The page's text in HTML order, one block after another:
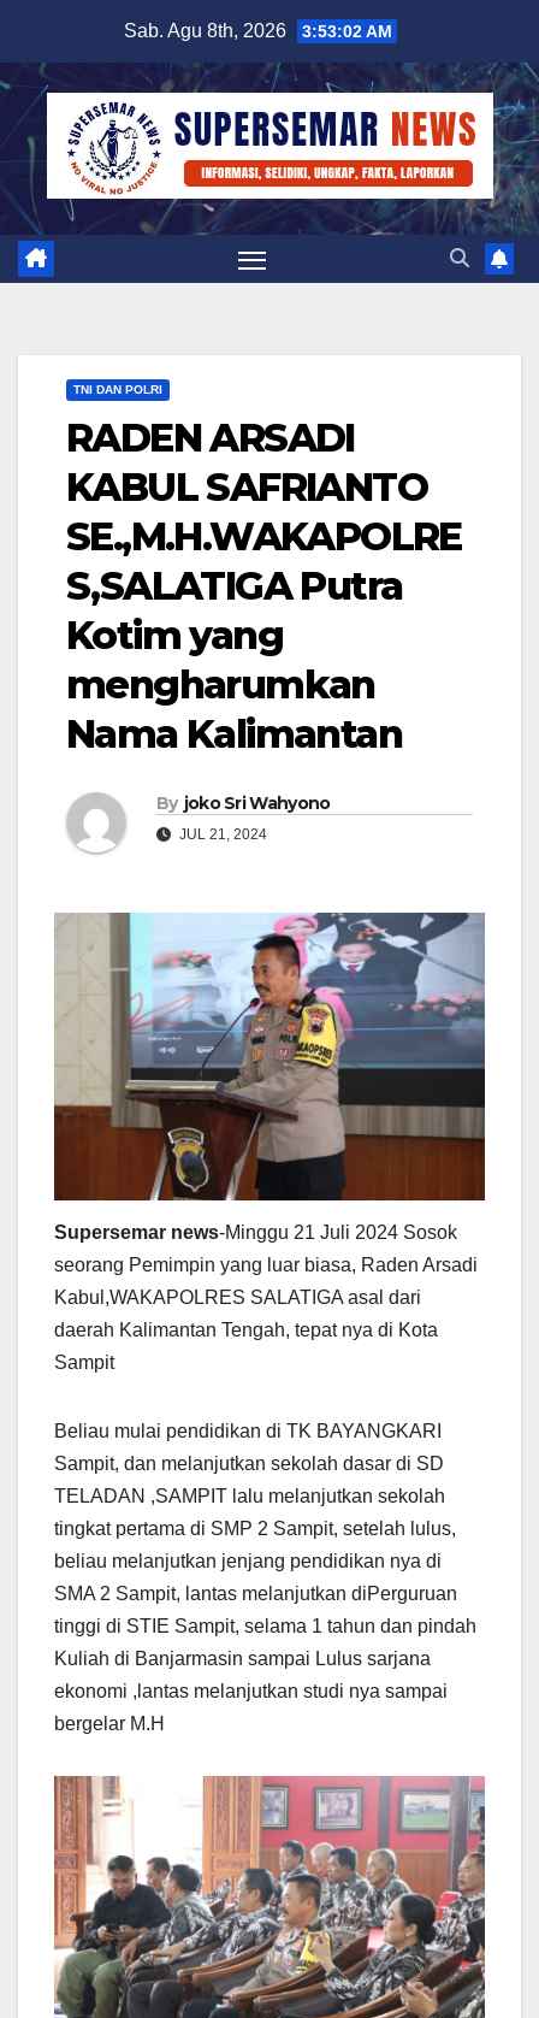
content
Sab. Agu 8th, 2026 3:53:02 AM
TNI DAN POLRI
RADEN ARSADI
KABUL SAFRIANTO
SE.,M.H.WAKAPOLRE
S,SALATIGA Putra
Kotim yang
mengharumkan
Nama Kalimantan
By joko Sri Wahyono
JUL 21, 2024
Supersemar news-Minggu 21 Juli 2024 Sosok
seorang Pemimpin yang luar biasa, Raden Arsadi
Kabul,WAKAPOLRES SALATIGA asal dari
daerah Kalimantan Tengah, tepat nya di Kota
Sampit
Beliau mulai pendidikan di TK BAYANGKARI
Sampit, dan melanjutkan sekolah dasar di SD
TELADAN ,SAMPIT lalu melanjutkan sekolah
tingkat pertama di SMP 2 Sampit, setelah lulus,
beliau melanjutkan jenjang pendidikan nya di
SMA 2 Sampit, lantas melanjutkan diPerguruan
tinggi di STIE Sampit, selama 1 tahun dan pindah
Kuliah di Banjarmasin sampai Lulus sarjana
ekonomi ,lantas melanjutkan studi nya sampai
bergelar M.H